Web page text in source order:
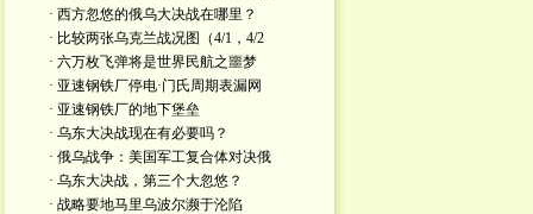
· 西方忽悠的俄乌大决战在哪里？
· 比较两张乌克兰战况图（4/1，4/2
· 六万枚飞弹将是世界民航之噩梦
· 亚速钢铁厂停电·门氏周期表漏网
· 亚速钢铁厂的地下堡垒
· 乌东大决战现在有必要吗？
· 俄乌战争：美国军工复合体对决俄
· 乌东大决战，第三个大忽悠？
· 战略要地马里乌波尔濒于沦陷